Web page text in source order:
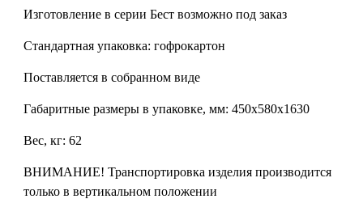
Изготовление в серии Бест возможно под заказ
Стандартная упаковка: гофрокартон
Поставляется в собранном виде
Габаритные размеры в упаковке, мм: 450х580х1630
Вес, кг: 62
ВНИМАНИЕ! Транспортировка изделия производится
только в вертикальном положении